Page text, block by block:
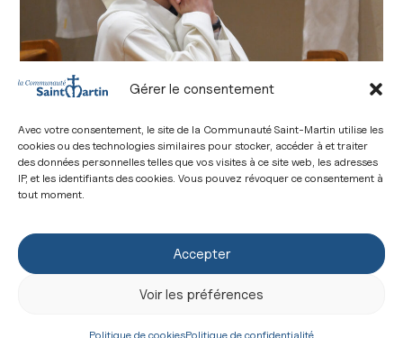
Gérer le consentement
Avec votre consentement, le site de la Communauté Saint-Martin utilise les
cookies ou des technologies similaires pour stocker, accéder à et traiter
des données personnelles telles que vos visites à ce site web, les adresses
IP, et les identifiants des cookies. Vous pouvez révoquer ce consentement à
tout moment.
Accepter
Voir les préférences
Politique de cookiesPolitique de confidentialité
7:30 : Lectio divina
und Gebet
die Texte der Tagesliturgie. Die Früchte dieser
Meditation nähren dann den innigen Dialog mit
8:30 :